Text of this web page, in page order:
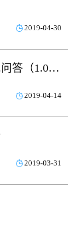
2019-04-30
药审中心发布《药物临床试验期间安全性数据快速报告常见问答（1.0版）》的通知
2019-04-14
2019-03-31